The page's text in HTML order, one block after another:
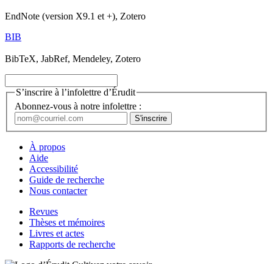
EndNote (version X9.1 et +), Zotero
BIB
BibTeX, JabRef, Mendeley, Zotero
S’inscrire à l’infolettre d’Érudit
Abonnez-vous à notre infolettre :
À propos
Aide
Accessibilité
Guide de recherche
Nous contacter
Revues
Thèses et mémoires
Livres et actes
Rapports de recherche